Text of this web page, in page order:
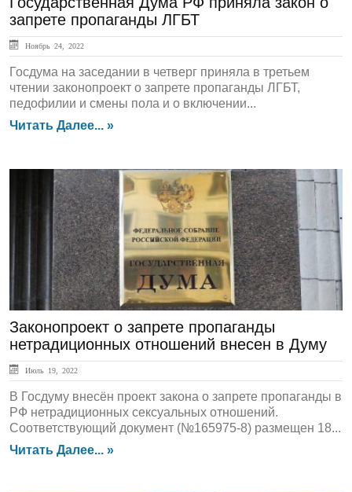
запрете пропаганды ЛГБТ
Ноябрь 24, 2022
Госдума на заседании в четверг приняла в третьем
чтении законопроект о запрете пропаганды ЛГБТ,
педофилии и смены пола и о включении...
Читать Далее... »
ЛЕНТА НОВОСТЕЙ
Законопроект о запрете пропаганды
нетрадиционных отношений внесен в Думу
Июль 19, 2022
В Госдуму внесён проект закона о запрете пропаганды в
РФ нетрадиционных сексуальных отношений.
Соответствующий документ (№165975-8) размещен 18...
Читать Далее... »